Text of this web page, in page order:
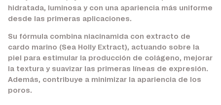
hidratada, luminosa y con una apariencia más uniforme
desde las primeras aplicaciones.
Su fórmula combina niacinamida con extracto de
cardo marino (Sea Holly Extract), actuando sobre la
piel para estimular la producción de colágeno, mejorar
la textura y suavizar las primeras líneas de expresión.
Además, contribuye a minimizar la apariencia de los
poros.